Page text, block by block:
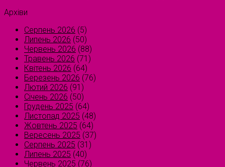
Архіви
Серпень 2026 (5)
Липень 2026 (50)
Червень 2026 (88)
Травень 2026 (71)
Квітень 2026 (64)
Березень 2026 (76)
Лютий 2026 (91)
Січень 2026 (50)
Грудень 2025 (64)
Листопад 2025 (48)
Жовтень 2025 (64)
Вересень 2025 (37)
Серпень 2025 (31)
Липень 2025 (40)
Червень 2025 (76)